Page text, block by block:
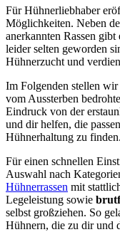
Für Hühnerliebhaber
Möglichkeiten. Neben
anerkannten Rassen
leider selten geworden
Hühnerzucht und
Im Folgenden stellen
vom Aussterben
Eindruck von der
und dir helfen, die
Hühnerhaltung zu finden.
Für einen schnellen
Auswahl nach
Hühnerrassen mit
Legeleistung sowie
selbst großziehen. So
Hühnern, die zu dir und